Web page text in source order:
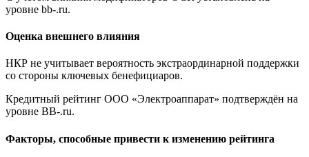
уровне bb-.ru.
Оценка внешнего влияния
НКР не учитывает вероятность экстраординарной поддержки
со стороны ключевых бенефициаров.
Кредитный рейтинг ООО «Электроаппарат» подтверждён на
уровне BB-.ru.
Факторы, способные привести к изменению рейтинга